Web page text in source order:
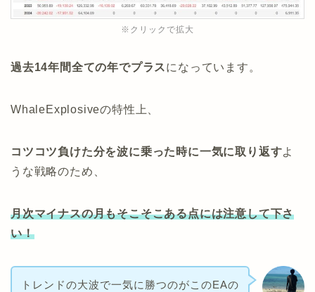
※クリックで拡大
過去14年間全ての年でプラスになっています。
WhaleExplosiveの特性上、
コツコツ負けた分を波に乗った時に一気に取り返すよ
うな戦略のため、
月次マイナスの月もそこそこある点には注意して下さ
い！
トレンドの大波で一気に勝つのがこのEAの